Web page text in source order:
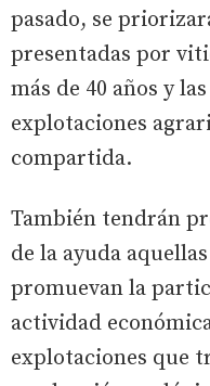
pasado, se
presentadas por
más de 40 años y
explotaciones
compartida.
También tendrán
de la ayuda
promuevan la
actividad
explotaciones que